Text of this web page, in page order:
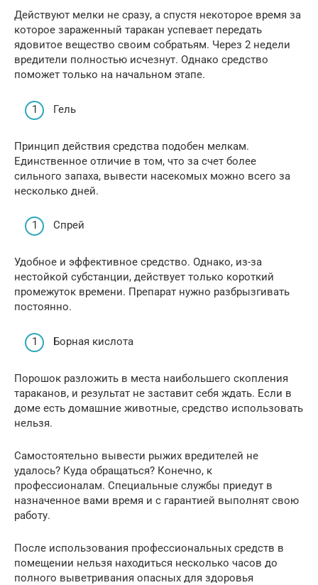
Действуют мелки не сразу, а спустя некоторое время за
которое зараженный таракан успевает передать
ядовитое вещество своим собратьям. Через 2 недели
вредители полностью исчезнут. Однако средство
поможет только на начальном этапе.
Гель
Принцип действия средства подобен мелкам.
Единственное отличие в том, что за счет более
сильного запаха, вывести насекомых можно всего за
несколько дней.
Спрей
Удобное и эффективное средство. Однако, из-за
нестойкой субстанции, действует только короткий
промежуток времени. Препарат нужно разбрызгивать
постоянно.
Борная кислота
Порошок разложить в места наибольшего скопления
тараканов, и результат не заставит себя ждать. Если в
доме есть домашние животные, средство использовать
нельзя.
Самостоятельно вывести рыжих вредителей не
удалось? Куда обращаться? Конечно, к
профессионалам. Специальные службы приедут в
назначенное вами время и с гарантией выполнят свою
работу.
После использования профессиональных средств в
помещении нельзя находиться несколько часов до
полного выветривания опасных для здоровья